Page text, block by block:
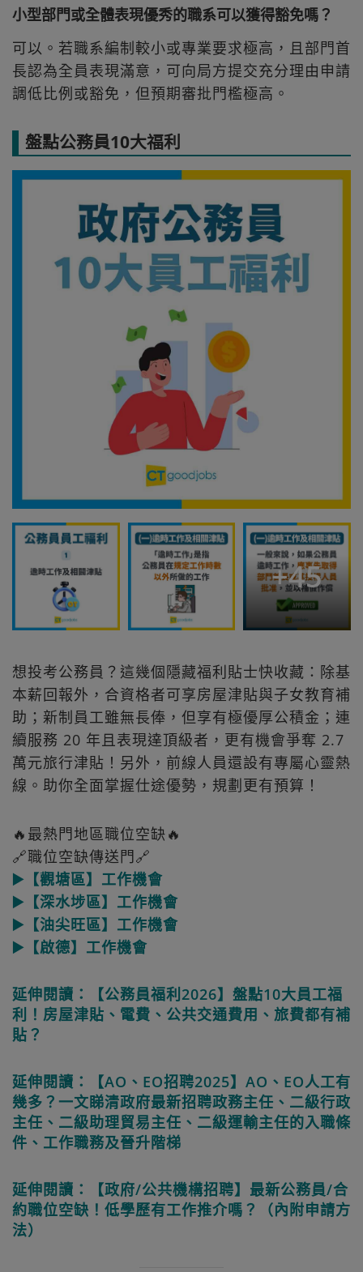
小型部門或全體表現優秀的職系可以獲得豁免嗎？
可以。若職系編制較小或專業要求極高，且部門首
長認為全員表現滿意，可向局方提交充分理由申請
調低比例或豁免，但預期審批門檻極高。
盤點公務員10大福利
+45
想投考公務員？這幾個隱藏福利貼士快收藏：除基
本薪回報外，合資格者可享房屋津貼與子女教育補
助；新制員工雖無長俸，但享有極優厚公積金；連
續服務 20 年且表現達頂級者，更有機會爭奪 2.7
萬元旅行津貼！另外，前線人員還設有專屬心靈熱
線。助你全面掌握仕途優勢，規劃更有預算！
🔥最熱門地區職位空缺🔥
🔗職位空缺傳送門🔗
▶️【觀塘區】工作機會
▶️【深水埗區】工作機會
▶️【油尖旺區】工作機會
▶️【啟德】工作機會
延伸閱讀：【公務員福利2026】盤點10大員工福
利！房屋津貼、電費、公共交通費用、旅費都有補
貼？
延伸閱讀：【AO、EO招聘2025】AO、EO人工有
幾多？一文睇清政府最新招聘政務主任、二級行政
主任、二級助理貿易主任、二級運輸主任的入職條
件、工作職務及晉升階梯
延伸閱讀：【政府/公共機構招聘】最新公務員/合
約職位空缺！低學歷有工作推介嗎？（內附申請方
法）